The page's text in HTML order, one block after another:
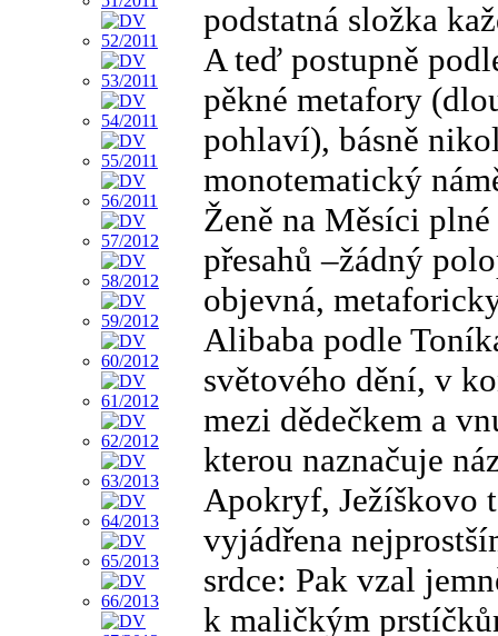
podstatná složka
A teď postupně
pěkné metafory
pohlaví), básně
monotematický
Ženě na Měsíci
přesahů –žádný
objevná,
Alibaba podle
světového dění, v
mezi dědečkem a
kterou naznačuje
Apokryf, Ježíškovo
vyjádřena
srdce: Pak vzal
k maličkým